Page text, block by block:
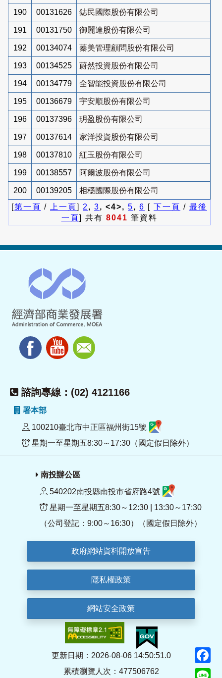
190 00131626 鋕民國際股份有限公司
191 00131750 御麗達股份有限公司
192 00134074 蓁美管理顧問股份有限公司
193 00134525 蔚然投資股份有限公司
194 00134779 全智能投資股份有限公司
195 00136679 宇安順股份有限公司
196 00137396 玥盈股份有限公司
197 00137614 家洋投資股份有限公司
198 00137810 紅玉股份有限公司
199 00138557 阿爾波股份有限公司
200 00139205
相穩國際股份有限公司
[第一頁 / 上一頁] 2 , 3, <4>, 5, 6 [ 下一頁 / 最後
一頁] 共有 8041 筆資料
諮詢專線：(02) 4121166
署本部
100210臺北市中正區福州街15號
星期一至星期五8:30～17:30（國定假日除外）
南投辦公區
540202南投縣南投市省府路4號
星期一至星期五8:30～12:30 | 13:30～17:30
（公司登記：9:00～16:30）（國定假日除外）
政府網站資料開放宣告
隱私權政策
網站安全政策
更新日期：2026-08-06 14:50:51.0
累積瀏覽人次：477506762